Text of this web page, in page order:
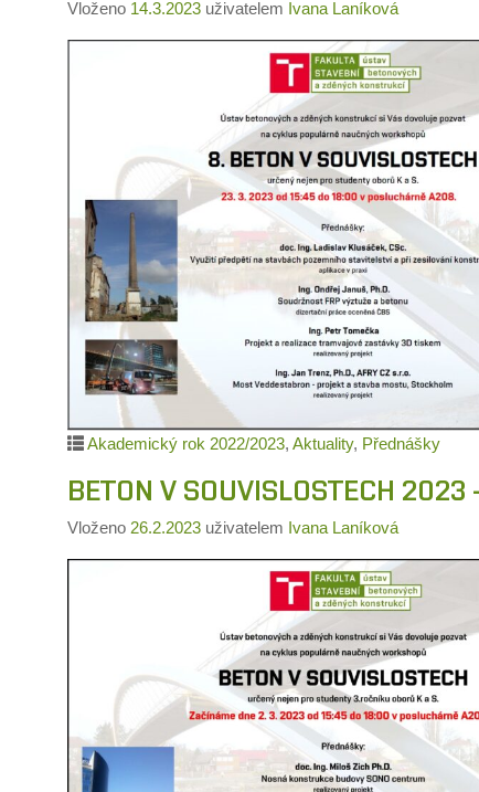
Vloženo 14.3.2023 uživatelem Ivana Laníková
Akademický rok 2022/2023, Aktuality, Přednášky
BETON V SOUVISLOSTECH 2023
Vloženo 26.2.2023 uživatelem Ivana Laníková